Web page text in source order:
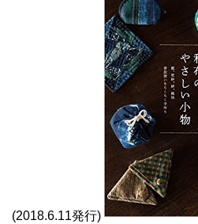
(2018.6.11発行)